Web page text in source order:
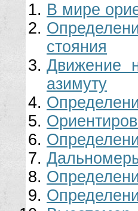
В мире
стояния
Движение
азимуту